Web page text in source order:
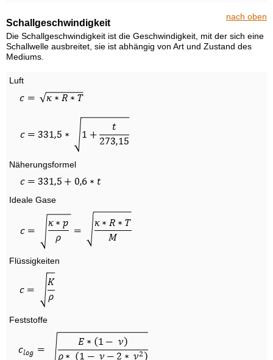
nach oben
Schallgeschwindigkeit
Die Schallgeschwindigkeit ist die Geschwindigkeit, mit der sich eine
Schallwelle ausbreitet, sie ist abhängig von Art und Zustand des
Mediums.
Luft
Näherungsformel
Ideale Gase
Flüssigkeiten
Feststoffe